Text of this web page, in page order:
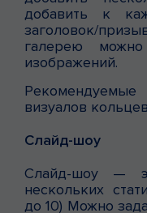
добавить к
заголовок/
галерею
изображений.
визуалов
Слайд-шоу
Слайд-шоу —
нескольких
до 10) Можно